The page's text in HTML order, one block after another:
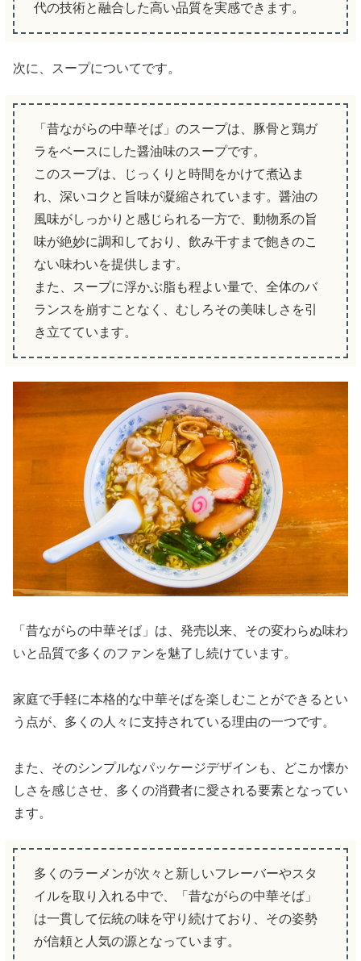
代の技術と融合した高い品質を実感できます。
次に、スープについてです。
「昔ながらの中華そば」のスープは、豚骨と鶏ガ
ラをベースにした醤油味のスープです。
このスープは、じっくりと時間をかけて煮込ま
れ、深いコクと旨味が凝縮されています。醤油の
風味がしっかりと感じられる一方で、動物系の旨
味が絶妙に調和しており、飲み干すまで飽きのこ
ない味わいを提供します。
また、スープに浮かぶ脂も程よい量で、全体のバ
ランスを崩すことなく、むしろその美味しさを引
き立てています。
「昔ながらの中華そば」は、発売以来、その変わらぬ味わ
いと品質で多くのファンを魅了し続けています。
家庭で手軽に本格的な中華そばを楽しむことができるとい
う点が、多くの人々に支持されている理由の一つです。
また、そのシンプルなパッケージデザインも、どこか懐か
しさを感じさせ、多くの消費者に愛される要素となってい
ます。
多くのラーメンが次々と新しいフレーバーやスタ
イルを取り入れる中で、「昔ながらの中華そば」
は一貫して伝統の味を守り続けており、その姿勢
が信頼と人気の源となっています。